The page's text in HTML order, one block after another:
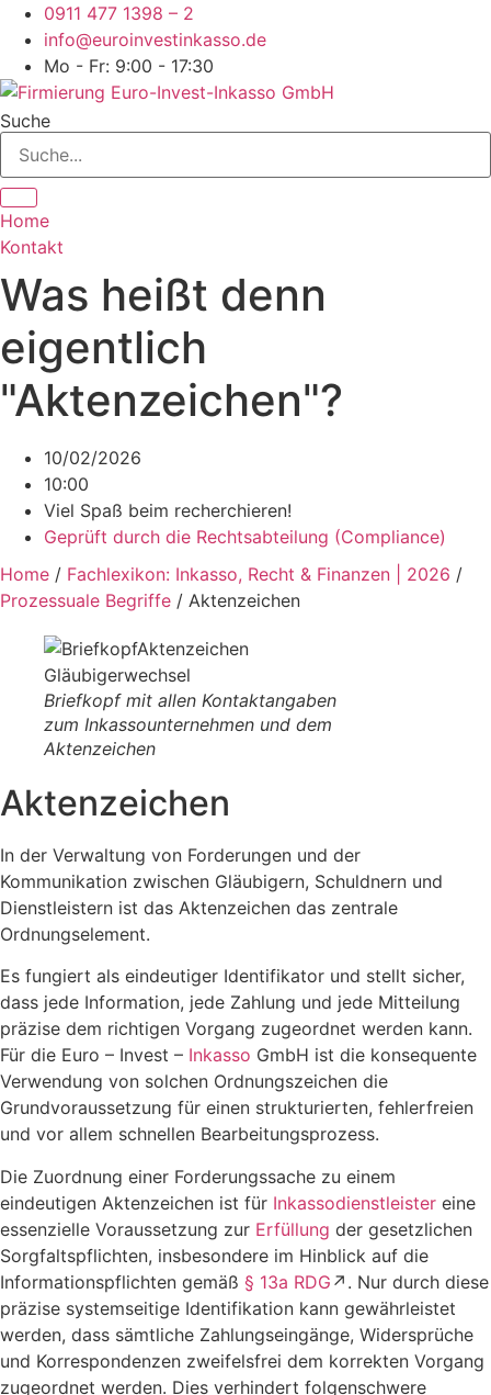
Zum
Inhalt
springen
0911 477 1398 – 2
info@euroinvestinkasso.de
Mo - Fr: 9:00 - 17:30
Suche
Home
Kontakt
Was heißt denn
eigentlich
"Aktenzeichen"?
10/02/2026
10:00
Viel Spaß beim recherchieren!
Geprüft durch die Rechtsabteilung (Compliance)
Home / Fachlexikon: Inkasso, Recht & Finanzen | 2026 /
Prozessuale Begriffe / Aktenzeichen
Briefkopf mit allen Kontaktangaben
zum Inkassounternehmen und dem
Aktenzeichen
Aktenzeichen
​In der Verwaltung von Forderungen und der
Kommunikation zwischen Gläubigern, Schuldnern und
Dienstleistern ist das Aktenzeichen das zentrale
Ordnungselement.
Es fungiert als eindeutiger Identifikator und stellt sicher,
dass jede Information, jede Zahlung und jede Mitteilung
präzise dem richtigen Vorgang zugeordnet werden kann.
Für die Euro – Invest – Inkasso GmbH ist die konsequente
Verwendung von solchen Ordnungszeichen die
Grundvoraussetzung für einen strukturierten, fehlerfreien
und vor allem schnellen Bearbeitungsprozess.
Die Zuordnung einer Forderungssache zu einem
eindeutigen Aktenzeichen ist für Inkassodienstleister eine
essenzielle Voraussetzung zur Erfüllung der gesetzlichen
Sorgfaltspflichten, insbesondere im Hinblick auf die
Informationspflichten gemäß § 13a RDG ↗. Nur durch diese
präzise systemseitige Identifikation kann gewährleistet
werden, dass sämtliche Zahlungseingänge, Widersprüche
und Korrespondenzen zweifelsfrei dem korrekten Vorgang
zugeordnet werden. Dies verhindert folgenschwere